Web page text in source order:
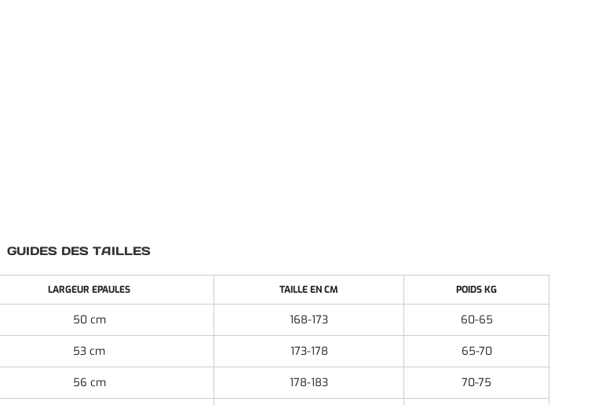
GUIDES DES TAILLES
LARGEUR EPAULES TAILLE EN CM POIDS KG
50 cm 168-173 60-65
53 cm 173-178 65-70
56 cm 178-183 70-75